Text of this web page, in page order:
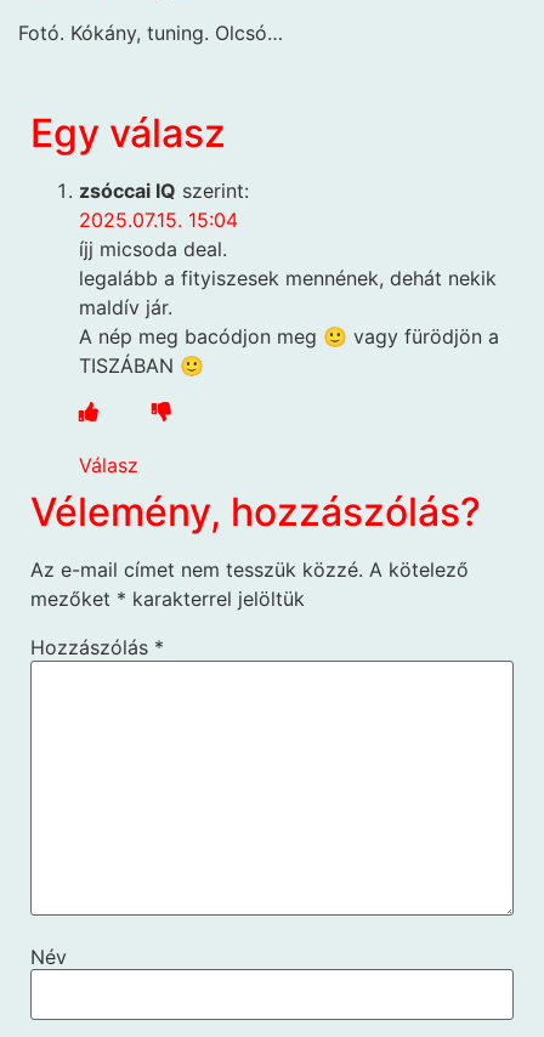
Fotó. Kókány, tuning. Olcsó…
Egy válasz
zsóccai IQ szerint:
2025.07.15. 15:04
íjj micsoda deal.
legalább a fityiszesek mennének, dehát nekik
maldív jár.
A nép meg bacódjon meg 🙂 vagy fürödjön a
TISZÁBAN 🙂
Válasz
Vélemény, hozzászólás?
Az e-mail címet nem tesszük közzé. A kötelező
mezőket * karakterrel jelöltük
Hozzászólás *
Név